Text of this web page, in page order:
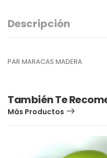
Descripción
PAR MARACAS MADERA
También Te
Más Productos